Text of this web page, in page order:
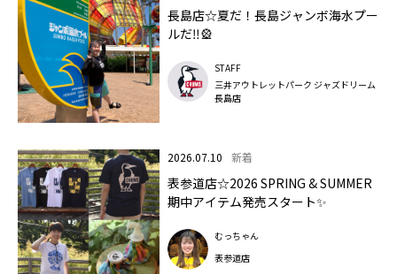
長島店☆夏だ！長島ジャンボ海水プー
ルだ‼🎡
STAFF
三井アウトレットパーク ジャズドリーム
長島店
2026.07.10 新着
表参道店☆2026 SPRING & SUMMER
期中アイテム発売スタート✨
むっちゃん
表参道店